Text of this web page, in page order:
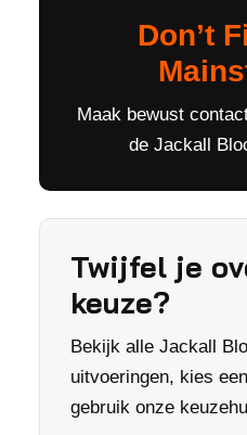
Don’t
Maak bewust
de Jackall
Twijfel je
keuze?
Bekijk alle Jackall
uitvoeringen, kies
gebruik onze